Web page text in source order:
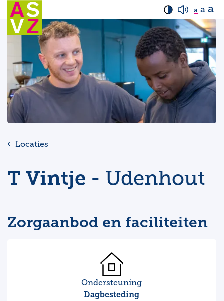
a a a
Locaties
T Vintje - Udenhout
Zorgaanbod en faciliteiten
Ondersteuning
Dagbesteding